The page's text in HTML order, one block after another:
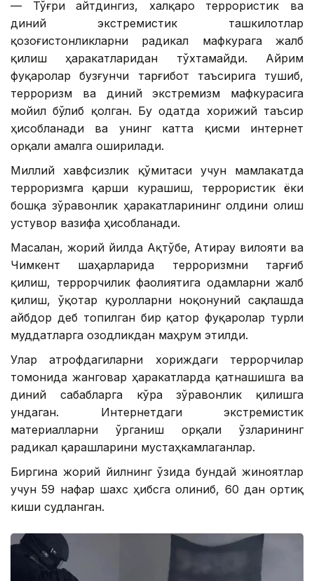
— Тўғри айтдингиз, халқаро террористик ва
диний экстремистик ташкилотлар
қозоғистонликларни радикал мафкурага жалб
қилиш ҳаракатларидан тўхтамайди. Айрим
фуқаролар бузғунчи тарғибот таъсирига тушиб,
терроризм ва диний экстремизм мафкурасига
мойил бўлиб қолган. Бу одатда хорижий таъсир
ҳисобланади ва унинг катта қисми интернет
орқали амалга оширилади.
Миллий хавфсизлик қўмитаси учун мамлакатда
терроризмга қарши курашиш, террористик ёки
бошқа зўравонлик ҳаракатларининг олдини олиш
устувор вазифа ҳисобланади.
Масалан, жорий йилда Ақтўбе, Атирау вилояти ва
Чимкент шаҳарларида терроризмни тарғиб
қилиш, террорчилик фаолиятига одамларни жалб
қилиш, ўқотар қуролларни ноқонуний сақлашда
айбдор деб топилган бир қатор фуқаролар турли
муддатларга озодликдан маҳрум этилди.
Улар атрофдагиларни хориждаги террорчилар
томонида жанговар ҳаракатларда қатнашишга ва
диний сабабларга кўра зўравонлик қилишга
ундаган. Интернетдаги экстремистик
материалларни ўрганиш орқали ўзларининг
радикал қарашларини мустаҳкамлаганлар.
Биргина жорий йилнинг ўзида бундай жиноятлар
учун 59 нафар шахс ҳибсга олиниб, 60 дан ортиқ
киши судланган.